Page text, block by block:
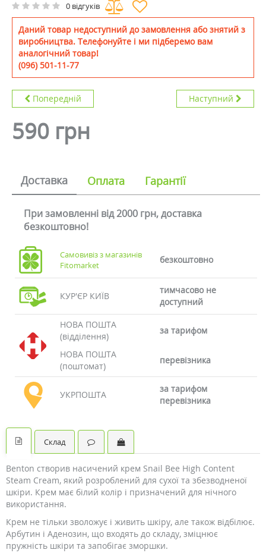
0 відгуків
Даний товар недоступний до замовлення або знятий з
виробництва. Телефонуйте і ми підберемо вам
аналогічний товар!
(096) 501-11-77
Попередній Наступний
590 грн
Доставка Оплата Гарантії
При замовленні від 2000 грн, доставка
безкоштовно!
Самовивіз з магазинів
Fitomarket
безкоштовно
КУР'ЄР КИЇВ
тимчасово не
доступний
НОВА ПОШТА
(відділення)
за тарифом
НОВА ПОШТА
(поштомат)
перевізника
УКРПОШТА
за тарифом
перевізника
Склад
Benton створив насичений крем Snail Bee High Content
Steam Cream, який розроблений для сухої та збезводненої
шкіри. Крем має білий колір і призначений для нічного
використання.
Крем не тільки зволожує і живить шкіру, але також відбілює.
Арбутин і Аденозин, що входять до складу, зміцнює
пружність шкіри та запобігає зморшки.